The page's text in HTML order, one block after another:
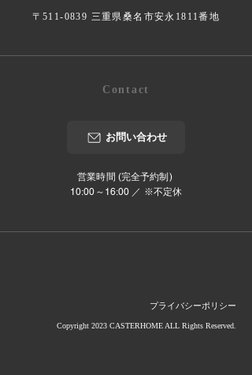
〒511-0839 三重県桑名市安永1811番地
Contact
お問い合わせ
営業時間 (完全予約制)
10:00～16:00 ／ ※不定休
プライバシーポリシー
Copyright 2023 CASTERHOME ALL Rights Reserved.